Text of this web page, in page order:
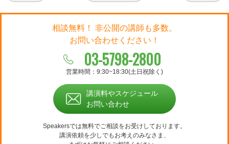
相談無料！ 非公開の講師も多数。
お問い合わせください！
03-5798-2800
営業時間：9:30~18:30(土日祝除く)
講演料やスケジュール
お問い合わせ
Speakersでは無料でご相談をお受けしております。
講演依頼を少しでもお考えのみなさま、